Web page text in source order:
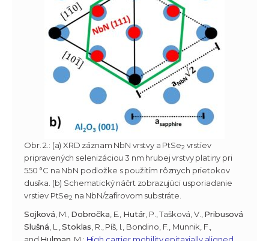
Obr. 2.: (a) XRD záznam NbN vrstvy a PtSe2 vrstiev
pripravených selenizáciou 3 nm hrubej vrstvy platiny pri
550 °C na NbN podložke s použitím rôznych prietokov
dusíka. (b) Schematický náčrt zobrazujúci usporiadanie
vrstiev PtSe2 na NbN/zafírovom substráte.
Sojková , M., Dobročka , E., Hutár , P., Tašková, V., Pribusová
Slušná , L.,Stoklas , R., Píš, I., Bondino, F., Munnik, F.,
and Hulman , M.: High carrier mobility epitaxially aligned